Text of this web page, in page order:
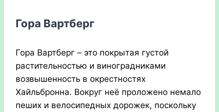
Гора Вартберг
Гора Вартберг – это покрытая густой
растительностью и виноградниками
возвышенность в окрестностях
Хайльбронна. Вокруг неё проложено немало
пеших и велосипедных дорожек, поскольку